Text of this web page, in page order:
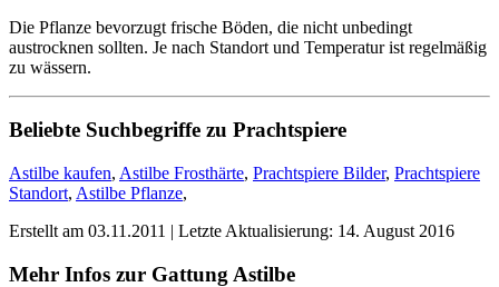
Die Pflanze bevorzugt frische Böden, die nicht unbedingt
austrocknen sollten. Je nach Standort und Temperatur ist regelmäßig
zu wässern.
Beliebte Suchbegriffe zu Prachtspiere
Astilbe kaufen, Astilbe Frosthärte, Prachtspiere Bilder, Prachtspiere
Standort, Astilbe Pflanze,
Erstellt am 03.11.2011 | Letzte Aktualisierung: 14. August 2016
Mehr Infos zur Gattung Astilbe